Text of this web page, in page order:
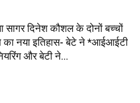
सागर दिनेश कौशल के दोनों बच्चों
नया इतिहास- बेटे ने *आईआईटी
और बेटी ने...